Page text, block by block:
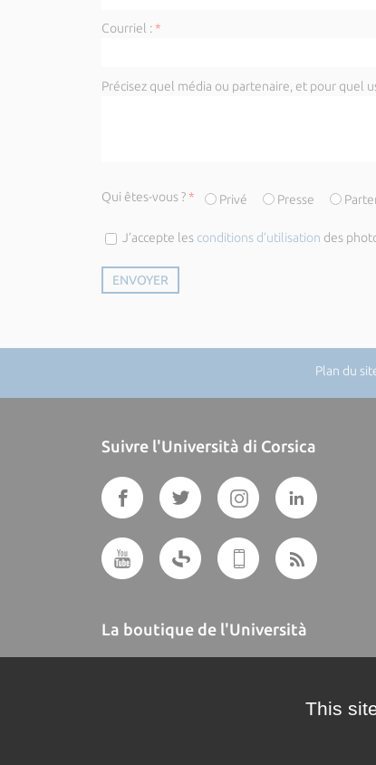
Courriel :*
Précisez quel média ou partenaire, et pour quel
Qui êtes-vous ?* Privé Presse
J’accepte les conditions d’utilisation des
Plan du
Suivre l'Università di Corsica
La boutique de l'Università
This